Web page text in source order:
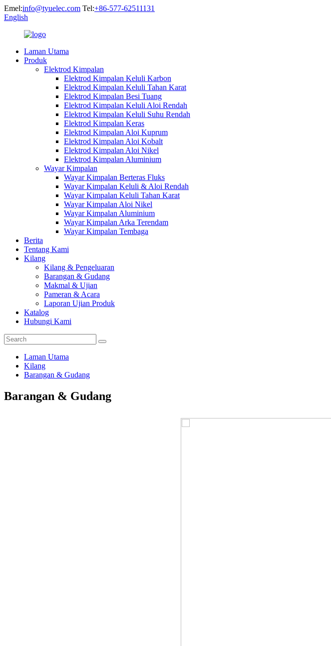
Emel:info@tyuelec.com Tel:+86-577-62511131
English
Laman Utama
Produk
Elektrod Kimpalan
Elektrod Kimpalan Keluli Karbon
Elektrod Kimpalan Keluli Tahan Karat
Elektrod Kimpalan Besi Tuang
Elektrod Kimpalan Keluli Aloi Rendah
Elektrod Kimpalan Keluli Suhu Rendah
Elektrod Kimpalan Keras
Elektrod Kimpalan Aloi Kuprum
Elektrod Kimpalan Aloi Kobalt
Elektrod Kimpalan Aloi Nikel
Elektrod Kimpalan Aluminium
Wayar Kimpalan
Wayar Kimpalan Berteras Fluks
Wayar Kimpalan Keluli & Aloi Rendah
Wayar Kimpalan Keluli Tahan Karat
Wayar Kimpalan Aloi Nikel
Wayar Kimpalan Aluminium
Wayar Kimpalan Arka Terendam
Wayar Kimpalan Tembaga
Berita
Tentang Kami
Kilang
Kilang & Pengeluaran
Barangan & Gudang
Makmal & Ujian
Pameran & Acara
Laporan Ujian Produk
Katalog
Hubungi Kami
Laman Utama
Kilang
Barangan & Gudang
Barangan & Gudang